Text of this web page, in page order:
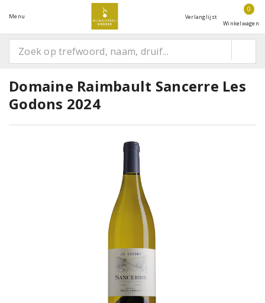
Menu Verlanglijst
0
Winkelwagen
Domaine Raimbault Sancerre Les
Godons 2024